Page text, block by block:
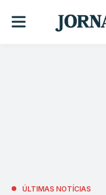
ÚLTIMAS NOTÍCIAS